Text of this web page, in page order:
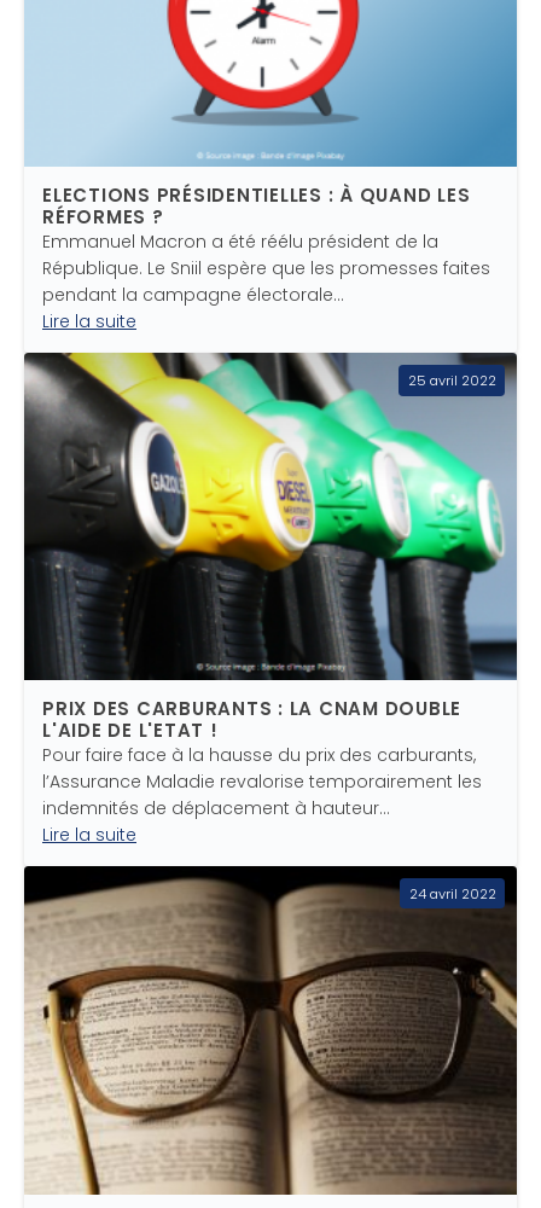
ELECTIONS PRÉSIDENTIELLES : À QUAND LES
RÉFORMES ?
Emmanuel Macron a été réélu président de la
République. Le Sniil espère que les promesses faites
pendant la campagne électorale…
Lire la suite
25 avril 2022
PRIX DES CARBURANTS : LA CNAM DOUBLE
L'AIDE DE L'ETAT !
Pour faire face à la hausse du prix des carburants,
l’Assurance Maladie revalorise temporairement les
indemnités de déplacement à hauteur…
Lire la suite
24 avril 2022